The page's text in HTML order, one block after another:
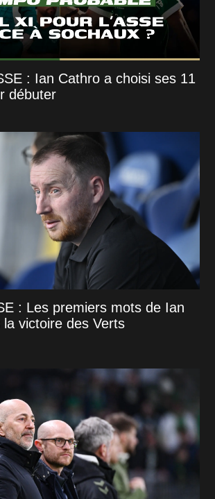
: Ian Cathro a choisi ses 11
débuter
: Les premiers mots de Ian
victoire des Verts